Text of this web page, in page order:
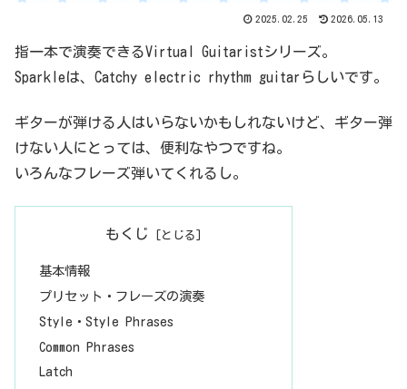
2025.02.25 2026.05.13
指一本で演奏できるVirtual Guitaristシリーズ。
Sparkleは、Catchy electric rhythm guitarらしいです。
ギターが弾ける人はいらないかもしれないけど、ギター弾
けない人にとっては、便利なやつですね。
いろんなフレーズ弾いてくれるし。
もくじ
基本情報
プリセット・フレーズの演奏
Style・Style Phrases
Common Phrases
Latch